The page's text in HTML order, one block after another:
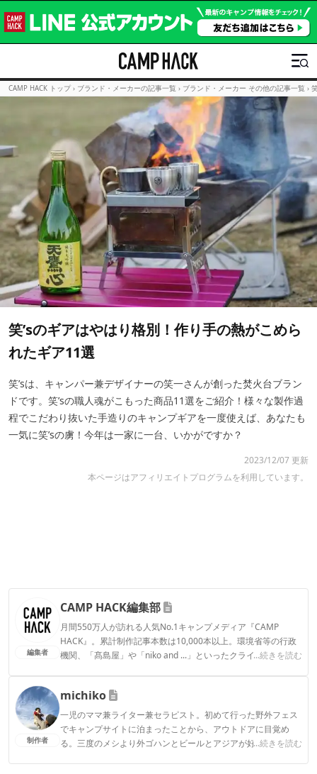
CAMP HACK トップ › ブランド・メーカーの記事一覧 › ブランド・メーカー その他の記事一覧 ›
笑’sのギアはやはり格別！作り手の熱がこめら
れたギア11選
笑’sは、キャンパー兼デザイナーの笑一さんが創った焚火台ブラン
ドです。笑’sの職人魂がこもった商品11選をご紹介！様々な製作過
程でこだわり抜いた手造りのキャンプギアを一度使えば、あなたも
一気に笑’sの虜！今年は一家に一台、いかがですか？
2023/12/07 更新
本ページはアフィリエイトプログラムを利用しています。
編集者
CAMP HACK編集部
月間550万人が訪れる人気No.1キャンプメディア『CAMP
HACK』。累計制作記事本数は10,000本以上。環境省等の行政
機関、「髙島屋」や「niko and ...」といったクライアントとの
...続きを読む
CAMP HACK編集部のプロフィール
制作者
michiko
一児のママ兼ライター兼セラピスト。初めて行った野外フェス
でキャンプサイトに泊まったことから、アウトドアに目覚め
る。三度のメシより外ゴハンとビールとアジアが好き。...続きを読む
michikoのプロフィール